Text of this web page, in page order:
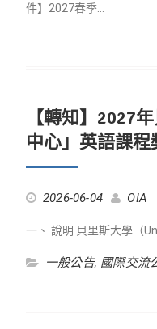
件】2027春季…
【轉知】2027
中心」英語課
2026-06-04 OIA
一、 說明 貝里斯大學（
一般公告, 國際交流